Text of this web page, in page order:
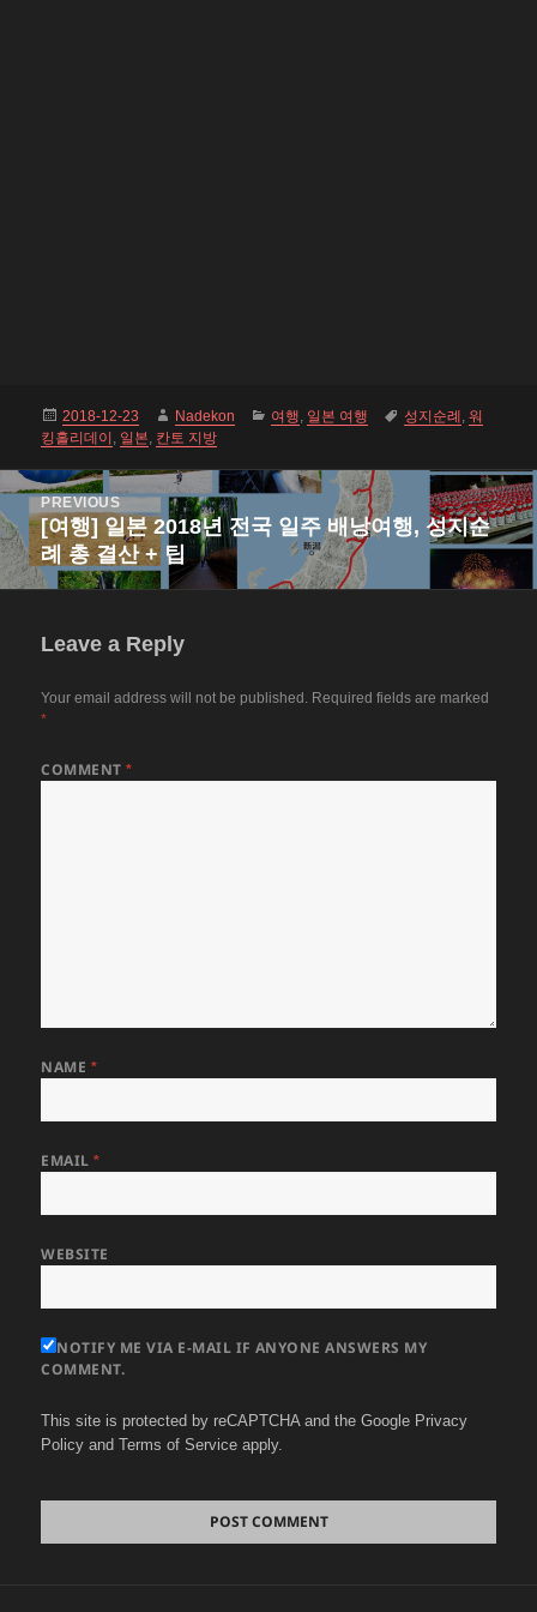
Posted
on
2018-12-23 Author
Nadekon Categories
여행, 일본 여행 Tags
성지순례 ,워
킹홀리데이 , 일본, 칸토 지방
Post
navigation
PREVIOUS
Previous
post:
[여행] 일본 2018년 전국 일주 배낭여행, 성지순
례 총 결산 + 팁
Leave a Reply
Your email address will not be published. Required fields are marked
*
COMMENT*
NAME *
EMAIL*
WEBSITE
NOTIFY ME VIA E-MAIL IF ANYONE ANSWERS MY
COMMENT.
This site is protected by reCAPTCHA and the Google Privacy
Policy andTerms of Service apply.